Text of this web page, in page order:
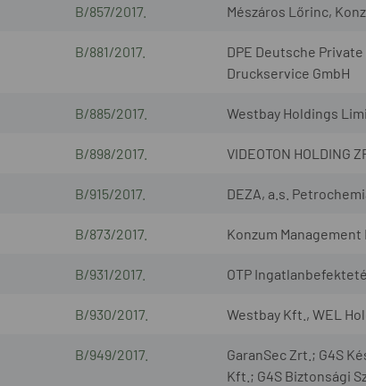
B/857/2017. Mészáros Lőrinc,
B/881/2017.
DPE Deutsche Private
Druckservice GmbH
B/885/2017. Westbay Holdings
B/898/2017. VIDEOTON HOLDING
B/915/2017. DEZA, a.s.
B/873/2017. Konzum
B/931/2017. OTP
B/930/2017. Westbay Kft., WEL
B/949/2017.
GaranSec Zrt.; G4S
Kft.; G4S Biztonsági